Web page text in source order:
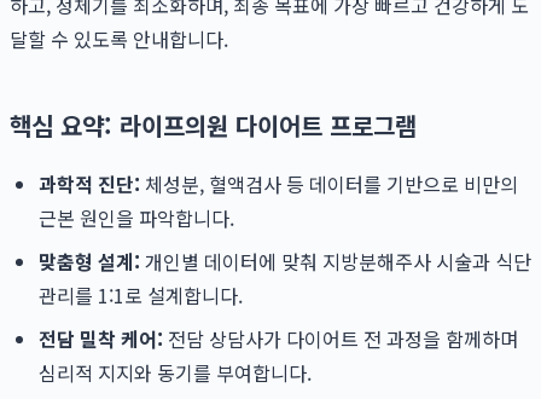
달할 수 있도록 안내합니다.
핵심 요약: 라이프의원 다이어트 프로그램
과학적 진단: 체성분, 혈액검사 등 데이터를 기반으로 비만의
근본 원인을 파악합니다.
맞춤형 설계: 개인별 데이터에 맞춰 지방분해주사 시술과 식단
관리를 1:1로 설계합니다.
전담 밀착 케어: 전담 상담사가 다이어트 전 과정을 함께하며
심리적 지지와 동기를 부여합니다.